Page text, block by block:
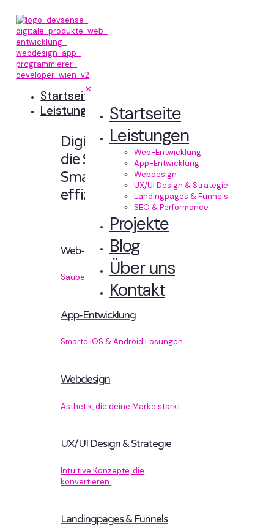
✕
Startseite
Leistungen
Web-Entwicklung
App-Entwicklung
Webdesign
UX/UI Design & Strategie
Landingpages & Funnels
SEO & Performance
Projekte
Blog
Über uns
Kontakt
Startseite
Leistungen
Digitale Erlebnisse,
die Sinn machen.
Smart designt und
effizient entwickelt.
Web-Entwicklung
Sauberer Code, der performt.
App-Entwicklung
Smarte iOS & Android Lösungen.
Webdesign
Ästhetik, die deine Marke stärkt.
UX/UI Design & Strategie
Intuitive Konzepte, die
konvertieren.
Landingpages & Funnels